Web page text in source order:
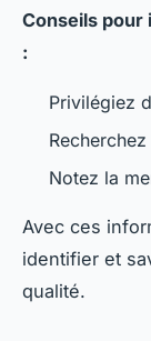
Conseils pour
:
Privilégiez
Notez la
Avec ces
identifier et
qualité.